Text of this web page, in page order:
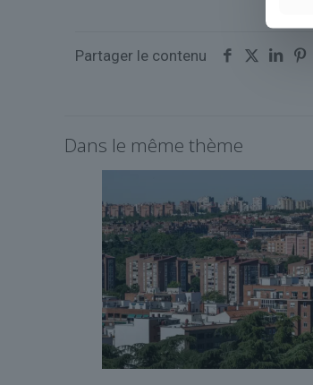
Partager le contenu
Dans le même thème